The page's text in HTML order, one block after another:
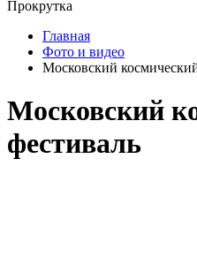
Прокрутка
Главная
Фото и видео
Московский
Московский
фестиваль